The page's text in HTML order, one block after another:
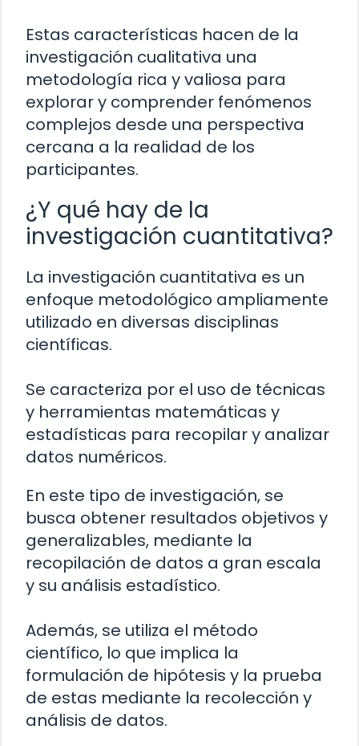
Estas características hacen de la
investigación cualitativa una
metodología rica y valiosa para
explorar y comprender fenómenos
complejos desde una perspectiva
cercana a la realidad de los
participantes.
¿Y qué hay de la
investigación cuantitativa?
La investigación cuantitativa es un
enfoque metodológico ampliamente
utilizado en diversas disciplinas
científicas.
Se caracteriza por el uso de técnicas
y herramientas matemáticas y
estadísticas para recopilar y analizar
datos numéricos.
En este tipo de investigación, se
busca obtener resultados objetivos y
generalizables, mediante la
recopilación de datos a gran escala
y su análisis estadístico.
Además, se utiliza el método
científico, lo que implica la
formulación de hipótesis y la prueba
de estas mediante la recolección y
análisis de datos.